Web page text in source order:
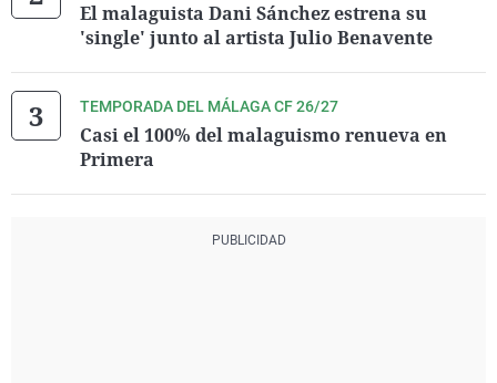
El malaguista Dani Sánchez estrena su
'single' junto al artista Julio Benavente
TEMPORADA DEL MÁLAGA CF 26/27
Casi el 100% del malaguismo renueva en
Primera